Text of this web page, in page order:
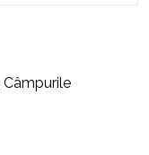
Câmpurile